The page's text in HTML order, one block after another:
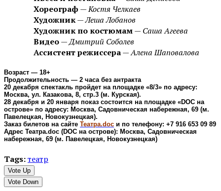
Хореограф —Костя Челкаев
Художник—Леша Лобанов
Художник по костюмам— Саша Агеева
Видео—Дмитрий Соболев
Ассистент режиссера—Алена Шаповалова
Возраст — 18+
Продолжительность — 2 часа без антракта
20 декабря спектакль пройдет на площадке «8/3» по адресу:
Москва, ул. Казакова, 8, стр.3 (м. Курская).
28 декабря и 20 января показ состоится на площадке «DOC на
острове» по адресу: Москва, Садовническая набережная, 69 (м.
Павелецкая, Новокузнецкая).
Заказ билетов на сайте Театра.doc и по телефону: +7 916 653 09 89
Адрес Театра.doc (DOC на острове): Москва, Садовническая
набережная, 69 (м. Павелецкая, Новокузнецкая)
Tags:театр
Vote Up
Vote Down